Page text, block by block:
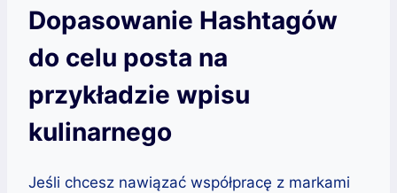
Dopasowanie Hashtagów
do celu posta na
przykładzie wpisu
kulinarnego
Jeśli chcesz nawiązać współpracę z markami